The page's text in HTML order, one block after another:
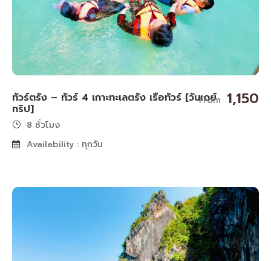
ทัวร์ตรัง – ทัวร์ 4 เกาะทะเลตรัง เรือทัวร์ [วันเดย์
ทริป]
From 1,150
8 ชั่วโมง
Availability : ทุกวัน